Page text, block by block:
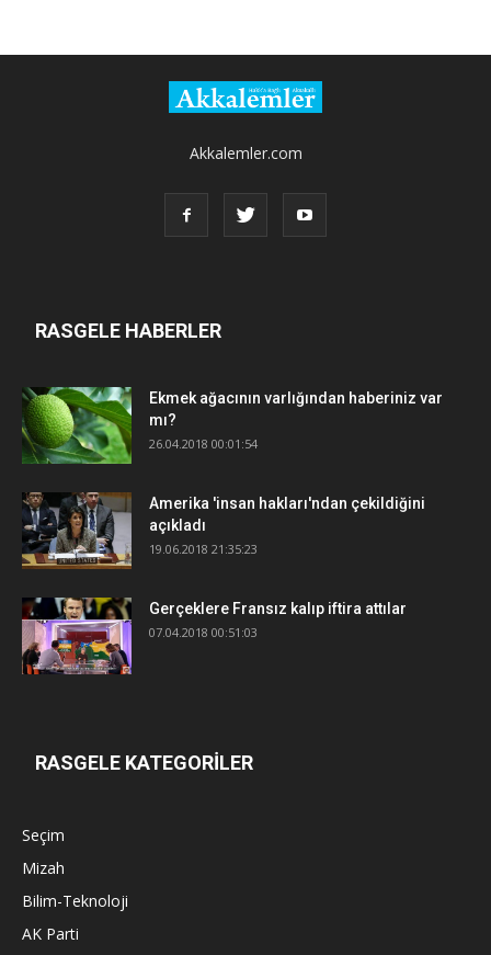
Akkalemler.com
RASGELE HABERLER
Ekmek ağacının varlığından haberiniz var
mı?
26.04.2018 00:01:54
Amerika 'insan hakları'ndan çekildiğini
açıkladı
19.06.2018 21:35:23
Gerçeklere Fransız kalıp iftira attılar
07.04.2018 00:51:03
RASGELE KATEGORİLER
Seçim
Mizah
Bilim-Teknoloji
AK Parti